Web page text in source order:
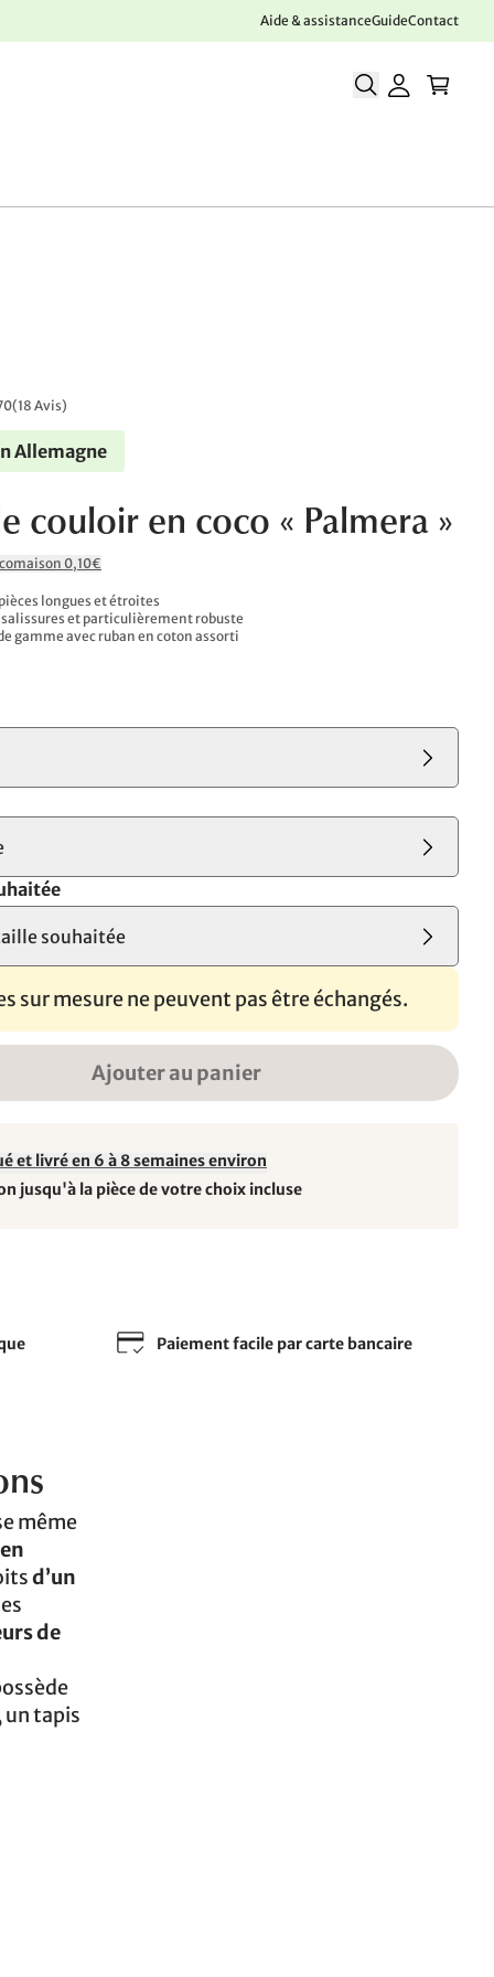
Aide & assistanceGuideContact
(18 Avis)
Allemagne
couloir en coco « Palmera »
0,10€
longues et étroites
et particulièrement robuste
gamme avec ruban en coton assorti
souhaitée
sur mesure ne peuvent pas être échangés.
Ajouter au panier
et livré en 6 à 8 semaines environ
jusqu'à la pièce de votre choix incluse
Paiement facile par carte bancaire
même
d’un
de
un tapis